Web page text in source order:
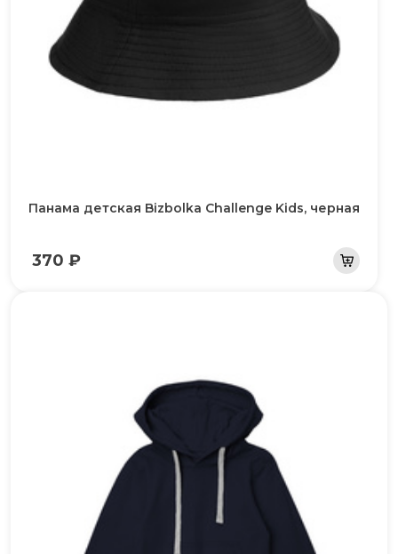
Панама детская Bizbolka Challenge Kids, черная
370 ₽